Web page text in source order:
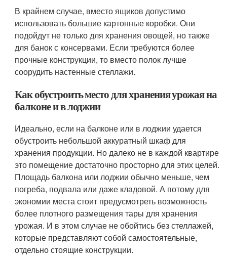
В крайнем случае, вместо ящиков допустимо
использовать большие картонные коробки. Они
подойдут не только для хранения овощей, но также
для банок с консервами. Если требуются более
прочные конструкции, то вместо полок лучше
соорудить настенные стеллажи.
Как обустроить место для хранения урожая на
балконе и в лоджии
Идеально, если на балконе или в лоджии удается
обустроить небольшой аккуратный шкаф для
хранения продукции. Но далеко не в каждой квартире
это помещение достаточно просторно для этих целей.
Площадь балкона или лоджии обычно меньше, чем
погреба, подвала или даже кладовой. А потому для
экономии места стоит предусмотреть возможность
более плотного размещения тары для хранения
урожая. И в этом случае не обойтись без стеллажей,
которые представляют собой самостоятельные,
отдельно стоящие конструкции.